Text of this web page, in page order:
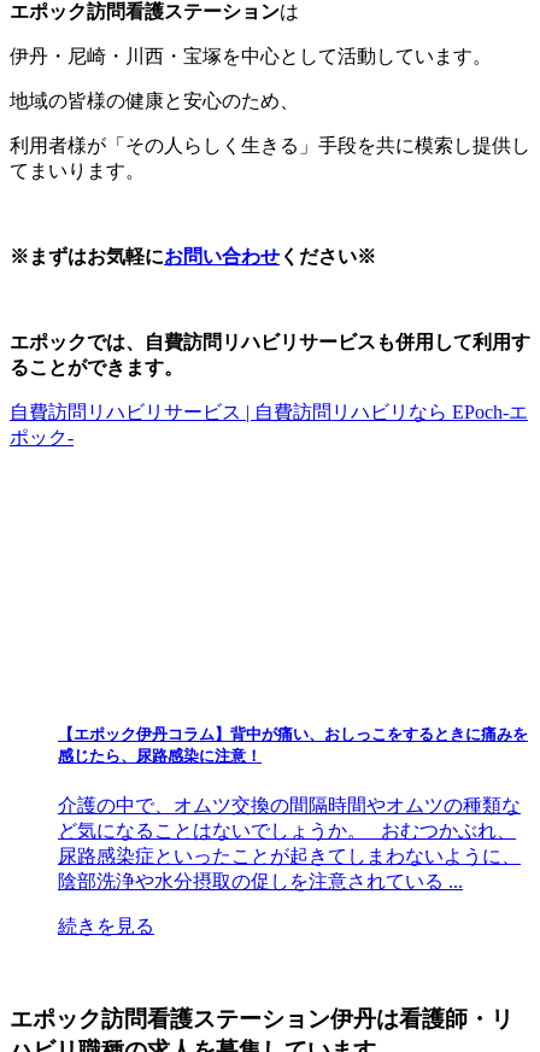
エポック訪問看護ステーションは
伊丹・尼崎・川西・宝塚を中心として活動しています。
地域の皆様の健康と安心のため、
利用者様が「その人らしく生きる」手段を共に模索し提供し
てまいります。
※まずはお気軽にお問い合わせ ください※
エポックでは、自費訪問リハビリサービスも併用して利用す
ることができます。
自費訪問リハビリサービス | 自費訪問リハビリなら EPoch-エ
ポック-
【エポック伊丹コラム】背中が痛い、おしっこをするときに痛みを
感じたら、尿路感染に注意！
介護の中で、オムツ交換の間隔時間やオムツの種類な
ど気になることはないでしょうか。 おむつかぶれ、
尿路感染症といったことが起きてしまわないように、
陰部洗浄や水分摂取の促しを注意されている ...
続きを見る
エポック訪問看護ステーション伊丹は看護師・リ